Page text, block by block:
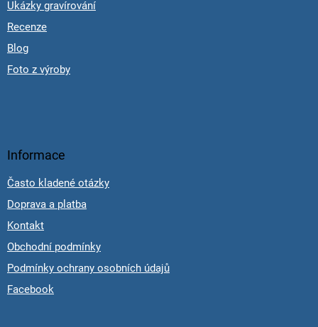
Ukázky gravírování
Recenze
Blog
Foto z výroby
Informace
Často kladené otázky
Doprava a platba
Kontakt
Obchodní podmínky
Podmínky ochrany osobních údajů
Facebook